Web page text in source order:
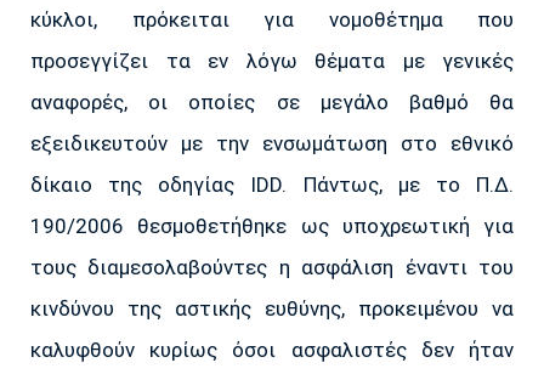
κύκλοι, πρόκειται για νομοθέτημα που
προσεγγίζει τα εν λόγω θέματα με γενικές
αναφορές, οι οποίες σε μεγάλο βαθμό θα
εξειδικευτούν με την ενσωμάτωση στο εθνικό
δίκαιο της οδηγίας IDD. Πάντως, με το Π.Δ.
190/2006 θεσμοθετήθηκε ως υποχρεωτική για
τους διαμεσολαβούντες η ασφάλιση έναντι του
κινδύνου της αστικής ευθύνης, προκειμένου να
καλυφθούν κυρίως όσοι ασφαλιστές δεν ήταν